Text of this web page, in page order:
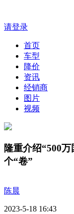
请登录
首页
车型
降价
资讯
经销商
图片
视频
隆重介绍“500
个“卷”
陈晨
2023-5-18 16:43